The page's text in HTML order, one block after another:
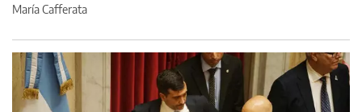
María Cafferata